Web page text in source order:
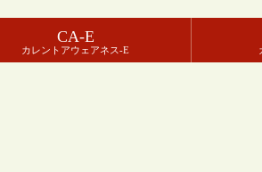
CA-E
カレントアウェアネス-E